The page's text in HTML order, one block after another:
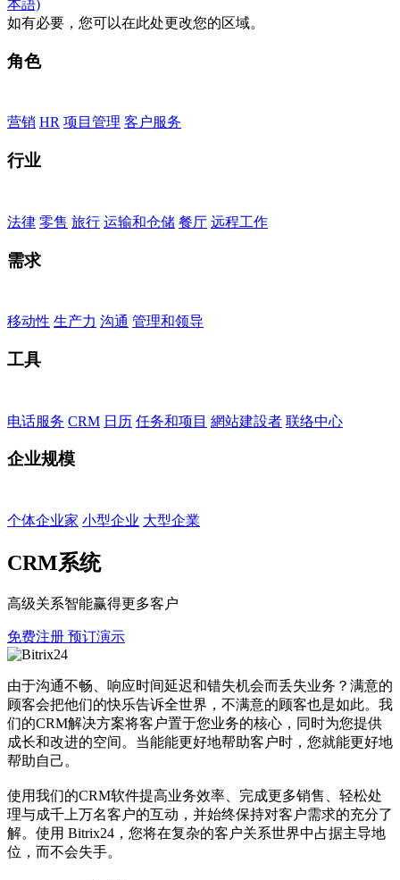
本語)
如有必要，您可以在此处更改您的区域。
角色
营销 HR 项目管理 客户服务
行业
法律 零售 旅行 运输和仓储 餐厅 远程工作
需求
移动性 生产力 沟通 管理和领导
工具
电话服务 CRM 日历 任务和项目 網站建設者 联络中心
企业规模
个体企业家 小型企业 大型企業
CRM系统
高级关系智能赢得更多客户
免费注册 预订演示
由于沟通不畅、响应时间延迟和错失机会而丢失业务？满意的
顾客会把他们的快乐告诉全世界，不满意的顾客也是如此。我
们的CRM解决方案将客户置于您业务的核心，同时为您提供
成长和改进的空间。当能能更好地帮助客户时，您就能更好地
帮助自己。
使用我们的CRM软件提高业务效率、完成更多销售、轻松处
理与成千上万名客户的互动，并始终保持对客户需求的充分了
解。使用 Bitrix24，您将在复杂的客户关系世界中占据主导地
位，而不会失手。